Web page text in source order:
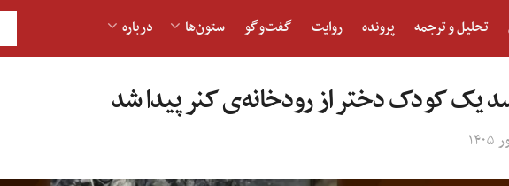
تحلیل و ترجمه پرونده روایت گفت‌و‎گو ستون‌ها درباره
یک کودک دختر از رودخانه‌ی کنر پیدا شد